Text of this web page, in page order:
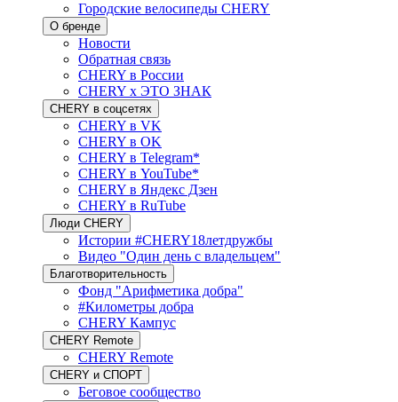
Городские велосипеды CHERY
О бренде
Новости
Обратная связь
CHERY в России
CHERY x ЭТО ЗНАК
CHERY в соцсетях
CHERY в VK
CHERY в OK
CHERY в Telegram*
CHERY в YouTube*
CHERY в Яндекс Дзен
CHERY в RuTube
Люди CHERY
Истории #CHERY18летдружбы
Видео "Один день с владельцем"
Благотворительность
Фонд "Арифметика добра"
#Километры добра
CHERY Кампус
CHERY Remote
CHERY Remote
CHERY и СПОРТ
Беговое сообщество